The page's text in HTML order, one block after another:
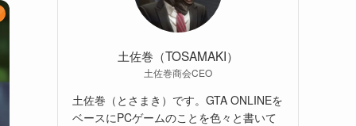
土佐巻（TOSAMAKI）
土佐巻商会CEO
土佐巻（とさまき）です。GTA ONLINEを
ベースにPCゲームのことを色々と書いて